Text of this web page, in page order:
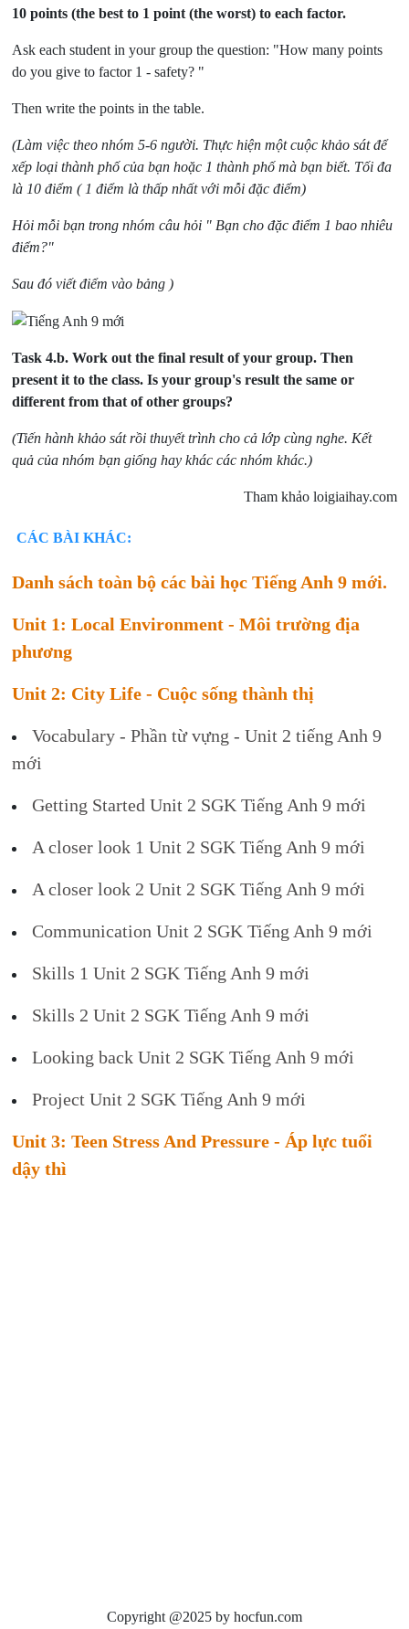
10 points (the best to 1 point (the worst) to each factor.
Ask each student in your group the question: "How many points
do you give to factor 1 - safety? "
Then write the points in the table.
(Làm việc theo nhóm 5-6 người. Thực hiện một cuộc khảo sát để
xếp loại thành phố của bạn hoặc 1 thành phố mà bạn biết. Tối đa
là 10 điểm ( 1 điểm là thấp nhất với mỗi đặc điểm)
Hỏi mỗi bạn trong nhóm câu hỏi " Bạn cho đặc điểm 1 bao nhiêu
điểm?"
Sau đó viết điểm vào bảng )
Task 4.b.Work out the final result of your group. Then
present it to the class. Is your group's result the same or
different from that of other groups?
(Tiến hành khảo sát rồi thuyết trình cho cả lớp cùng nghe. Kết
quả của nhóm bạn giống hay khác các nhóm khác.)
Tham khảo loigiaihay.com
CÁC BÀI KHÁC:
Danh sách toàn bộ các bài học Tiếng Anh 9 mới.
Unit 1: Local Environment - Môi trường địa
phương
Unit 2: City Life - Cuộc sống thành thị
Vocabulary - Phần từ vựng - Unit 2 tiếng Anh 9
mới
Getting Started Unit 2 SGK Tiếng Anh 9 mới
A closer look 1 Unit 2 SGK Tiếng Anh 9 mới
A closer look 2 Unit 2 SGK Tiếng Anh 9 mới
Communication Unit 2 SGK Tiếng Anh 9 mới
Skills 1 Unit 2 SGK Tiếng Anh 9 mới
Skills 2 Unit 2 SGK Tiếng Anh 9 mới
Looking back Unit 2 SGK Tiếng Anh 9 mới
Project Unit 2 SGK Tiếng Anh 9 mới
Unit 3: Teen Stress And Pressure - Áp lực tuổi
dậy thì
Copyright @2025 by hocfun.com